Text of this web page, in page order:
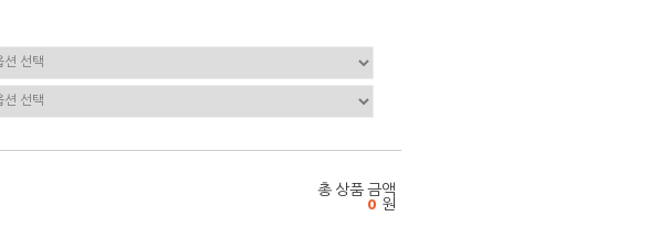
총 상품 금액
0 원